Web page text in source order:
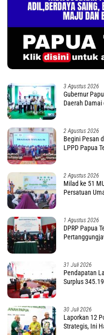
3 Agustus 2026
Gubernur
Daerah
2 Agustus 2026
Begini Pesan
LPPD Papua
2 Agustus 2026
Milad ke 51
Persatuan
1 Agustus 2026
DPRP Papua
31 Juli 2026
Pendapatan
Surplus
30 Juli 2026
Laporkan 12
Strategis, Ini